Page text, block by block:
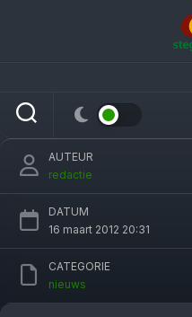
Lynne Maas pakt
AUTEUR
redactie
DATUM
16 maart 2012 20:31
CATEGORIE
nieuws